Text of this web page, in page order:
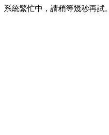
系統繁忙中，請稍等幾秒再試。